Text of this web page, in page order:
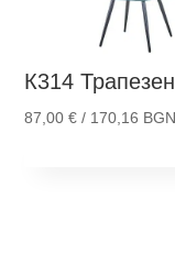
К314
87,00€ / 170,16 BGN